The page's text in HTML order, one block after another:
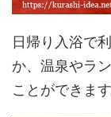
日帰り入浴で
か、温泉やラ
ことができます